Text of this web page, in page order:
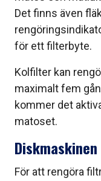
Det finns även
för ett filterbyte.
Kolfilter kan
maximalt fem
kommer det
matoset.
För att rengöra